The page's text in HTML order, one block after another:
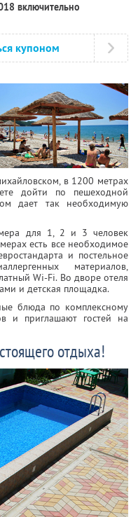
включительно
купоном
в 1200 метрах
дойти по пешеходной
дает так необходимую
для 1, 2 и 3 человек
есть все необходимое
и постельное
материалов,
Wi-Fi. Во дворе отеля
и детская площадка.
блюда по комплексному
и приглашают гостей на
отдыха!